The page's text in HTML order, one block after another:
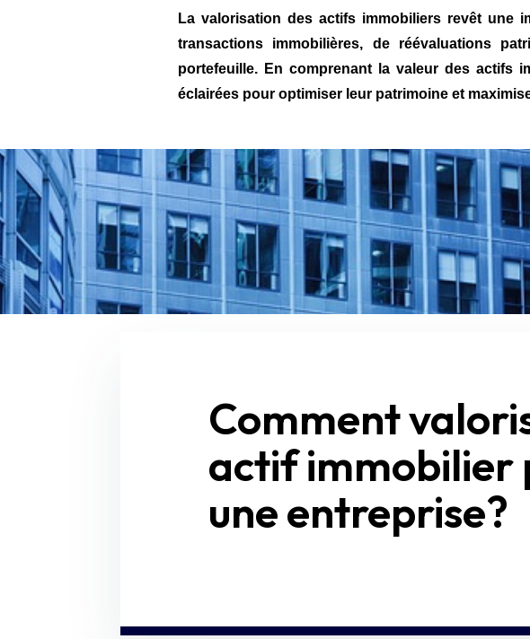
La valorisation des actifs immobiliers revêt une
transactions immobilières, de réévaluations
portefeuille. En comprenant la valeur des actifs
éclairées pour optimiser leur patrimoine et
Comment
actif immobilier
une entreprise?